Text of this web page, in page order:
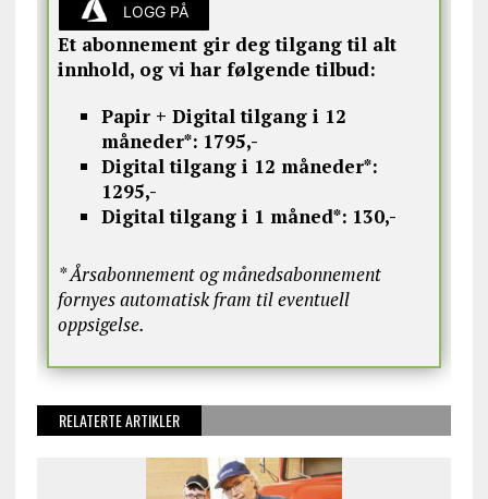
LOGG PÅ
Et abonnement gir deg tilgang til alt
innhold, og vi har følgende tilbud:
Papir + Digital tilgang i 12
måneder*: 1795,-
Digital tilgang i 12 måneder*:
1295,-
Digital tilgang i 1 måned*: 130,-
* Årsabonnement og månedsabonnement
fornyes automatisk fram til eventuell
oppsigelse.
RELATERTE ARTIKLER